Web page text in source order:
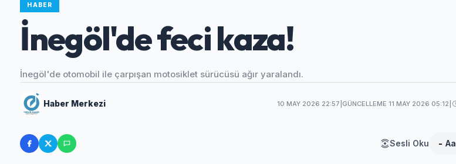
HABER
İnegöl'de feci kaza!
İnegöl'de otomobil ile çarpışan motosiklet sürücüsü ağır yaralandı.
Haber Merkezi 10 MAY 2026 22:57 GÜNCELLEME 11 MAY 2026 05:12
Sesli Oku - Aa